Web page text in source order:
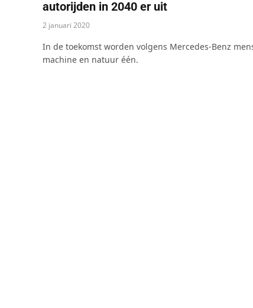
autorijden in 2040 er uit
2 januari 2020
In de toekomst worden volgens Mercedes-Benz
machine en natuur één.